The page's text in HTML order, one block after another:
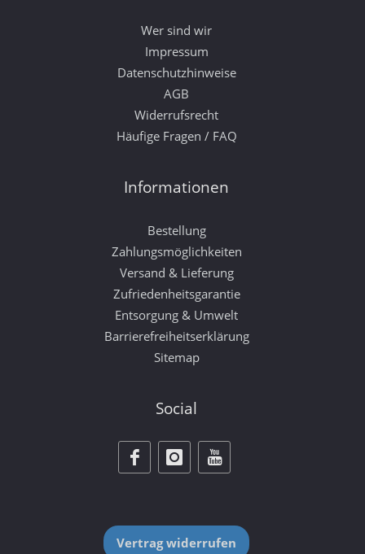
Wer sind wir
Impressum
Datenschutzhinweise
AGB
Widerrufsrecht
Häufige Fragen / FAQ
Informationen
Bestellung
Zahlungsmöglichkeiten
Versand & Lieferung
Zufriedenheitsgarantie
Entsorgung & Umwelt
Barrierefreiheitserklärung
Sitemap
Social
Vertrag widerrufen